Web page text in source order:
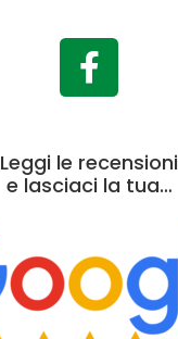
Leggi le recensioni
e lasciaci la tua…